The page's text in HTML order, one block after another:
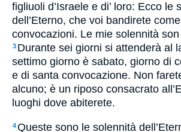
figliuoli d’Israele e di’ loro: Ecco le
dell’Eterno, che voi bandirete
convocazioni. Le mie solennità
3 Durante sei giorni si attenderà al
settimo giorno è sabato, giorno di
e di santa convocazione. Non
alcuno; è un riposo consacrato
luoghi dove abiterete.
4Queste sono le solennità